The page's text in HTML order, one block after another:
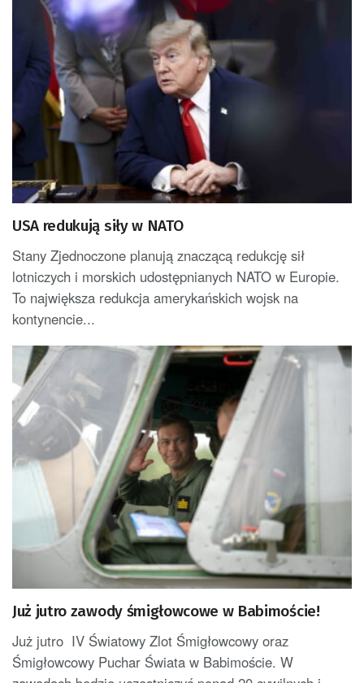
USA redukują siły w NATO
Stany Zjednoczone planują znaczącą redukcję sił
lotniczych i morskich udostępnianych NATO w Europie.
To największa redukcja amerykańskich wojsk na
kontynencie...
Już jutro zawody śmigłowcowe w Babimoście!
Już jutro IV Światowy Zlot Śmigłowcowy oraz
Śmigłowcowy Puchar Świata w Babimoście. W